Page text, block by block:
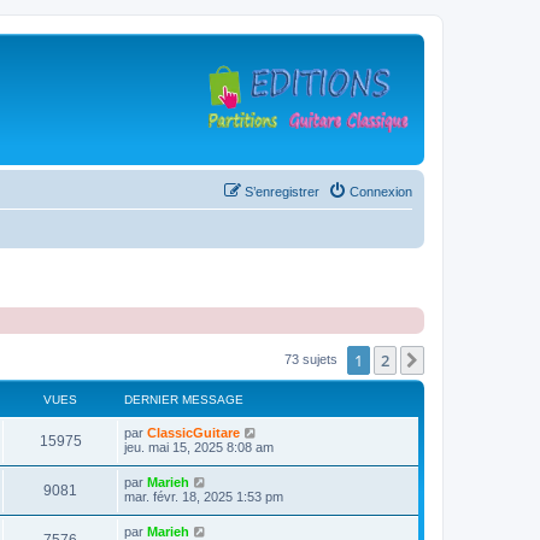
Connexion
S’enregistrer
73 sujets 1 2
VUES DERNIER MESSAGE
15975V
u
D
e
i
e
r
m
par ClassicGuitare
jeu. mai 15, 2025 8:08 am
9081
u
D
e
par Marieh
mar. févr. 18, 2025 1:53 pm
D
par Marieh